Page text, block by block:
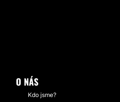
O NÁS
Kdo jsme?